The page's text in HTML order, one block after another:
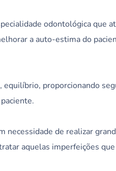
odontológica que
a auto-estima do
proporcionando
de realizar
aquelas imperfeições